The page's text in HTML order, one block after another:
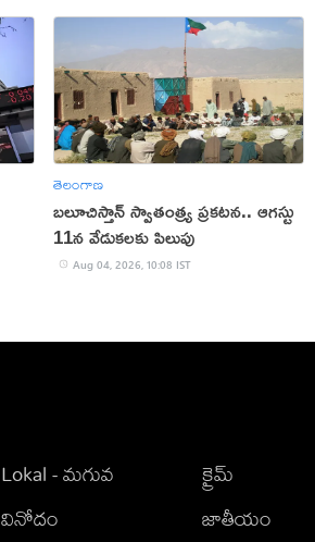
తెలంగాణ
బలూచిస్తాన్ స్వాతంత్ర్య ప్రకటన.. ఆగస్టు
11న వేడుకలకు పిలుపు
Aug 04, 2026, 10:08 IST
Lokal - మగువ
వినోదం
క్రైమ్
జాతీయం